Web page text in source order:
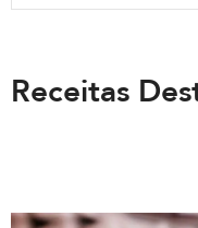
Receitas